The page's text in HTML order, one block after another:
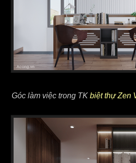
Góc làm việc trong TK biệt thự Zen